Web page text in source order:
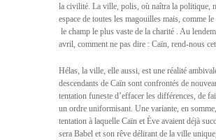
la civilité. La ville, polis, où naîtra la politique,
espace de toutes les magouilles mais, comme
 le champ le plus vaste de la charité . Au
avril, comment ne pas dire : Caïn, rend-nous
Hélas, la ville, elle aussi, est une réalité
descendants de Caïn sont confrontés de
tentation funeste d’effacer les différences, de
un ordre uniformisant. Une variante, en
tentation à laquelle Caïn et Ève avaient déjà
sera Babel et son rêve délirant de la ville unique,